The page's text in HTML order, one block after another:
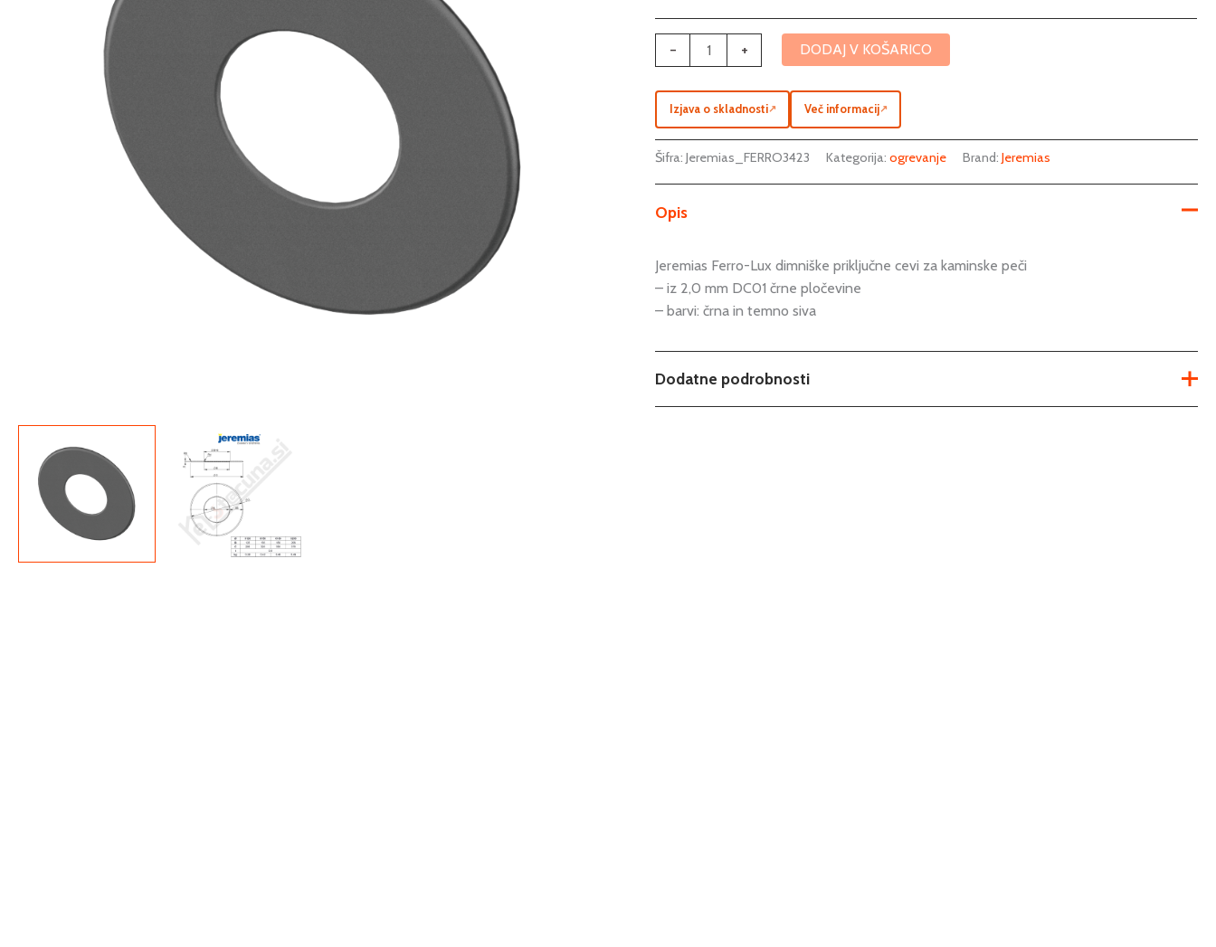
- + DODAJ V KOŠARICO
Izjava o skladnosti↗ Več informacij↗
Šifra:Jeremias_FERRO3423 Kategorija:ogrevanje Brand:Jeremias
Opis
Jeremias Ferro-Lux dimniške priključne cevi za kaminske peči
– iz 2,0 mm DC01 črne pločevine
– barvi: črna in temno siva
Dodatne podrobnosti